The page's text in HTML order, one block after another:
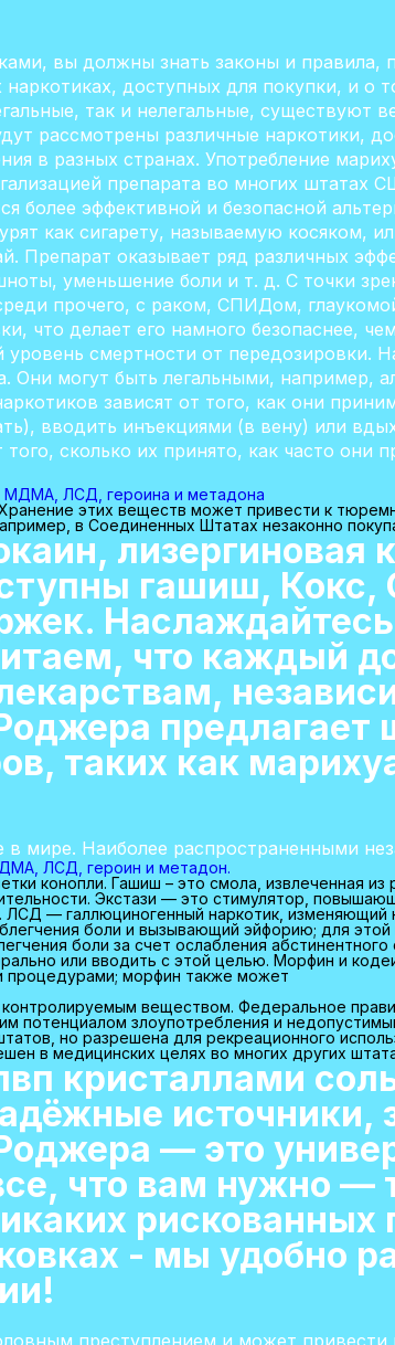
вы должны знать законы и
доступных для покупки, и о
так и нелегальные, существуют
рассмотрены различные наркотики,
в разных странах. Употребление
препарата во многих штатах
более эффективной и безопасной
как сигарету, называемую косяком,
Препарат оказывает ряд различных
уменьшение боли и т. д. С точки
прочего, с раком, СПИДом,
что делает его намного безопаснее,
смертности от передозировки.
Они могут быть легальными, например,
зависят от того, как они
вводить инъекциями (в вену) или
сколько их принято, как часто они
МДМА, ЛСД, героина и метадона
этих веществ может привести к
в Соединенных Штатах незаконно
лизергиновая
гашиш, Кокс,
что каждый
предлагает
таких как
мире. Наиболее распространенными
ЛСД, героин и метадон.
конопли. Гашиш – это смола, извлеченная
Экстази — это стимулятор,
ЛСД — галлюциногенный наркотик,
боли и вызывающий эйфорию; для
боли за счет ослабления
или вводить с этой целью. Морфин и
процедурами; морфин также может
веществом. Федеральное
потенциалом злоупотребления и
но разрешена для рекреационного
в медицинских целях во многих других
кристаллами
источники,
— это
что вам нужно —
рискованных
- мы удобно